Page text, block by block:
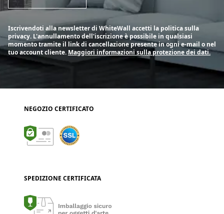
Iscrivendoti alla newsletter di WhiteWall accetti la politica sulla
privacy. L'annullamento dell'iscrizione è possibile in qualsiasi
momento tramite il link di cancellazione presente in ogni e-mail o nel
tuo account cliente. Maggiori informazioni sulla protezione dei dati.
NEGOZIO CERTIFICATO
SPEDIZIONE CERTIFICATA